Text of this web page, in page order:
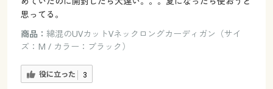
思ってる。
商品： 綿混のUVカットVネックロングカーディガン（サイ
ズ：M / カラー：ブラック）
役に立った 3